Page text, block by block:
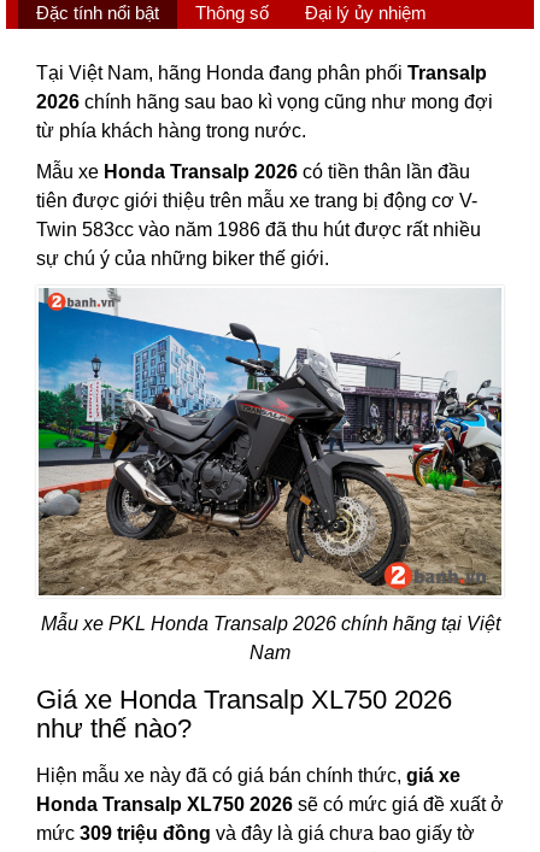
Đặc tính nổi bật Thông số Đại lý ủy nhiệm
Tại Việt Nam, hãng Honda đang phân phối Transalp
2026 chính hãng sau bao kì vọng cũng như mong đợi
từ phía khách hàng trong nước.
Mẫu xe Honda Transalp 2026 có tiền thân lần đầu
tiên được giới thiệu trên mẫu xe trang bị động cơ V-
Twin 583cc vào năm 1986 đã thu hút được rất nhiều
sự chú ý của những biker thế giới.
Mẫu xe PKL Honda Transalp 2026 chính hãng tại Việt
Nam
Giá xe Honda Transalp XL750 2026
như thế nào?
Hiện mẫu xe này đã có giá bán chính thức, giá xe
Honda Transalp XL750 2026 sẽ có mức giá đề xuất ở
mức 309 triệu đồng và đây là giá chưa bao giấy tờ